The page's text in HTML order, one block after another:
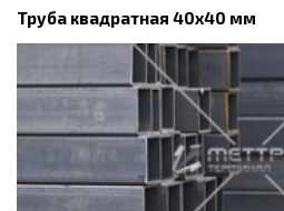
Труба квадратная 40х40 мм